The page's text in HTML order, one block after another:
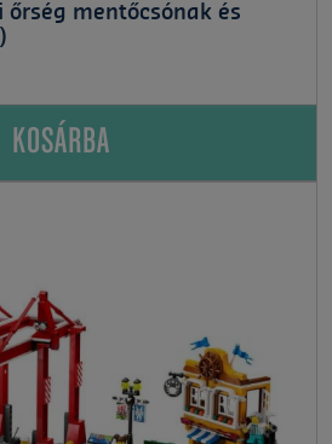
őrség mentőcsónak és
KOSÁRBA